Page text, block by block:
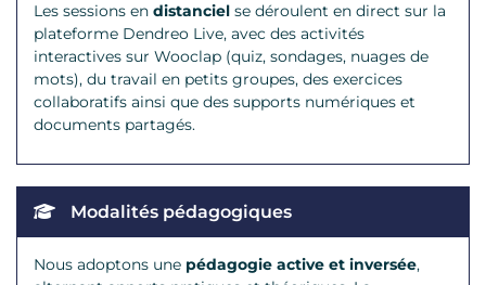
Les sessions en distanciel se déroulent en direct sur la
plateforme Dendreo Live, avec des activités
interactives sur Wooclap (quiz, sondages, nuages de
mots), du travail en petits groupes, des exercices
collaboratifs ainsi que des supports numériques et
documents partagés.
Modalités pédagogiques
Nous adoptons une pédagogie active et inversée,